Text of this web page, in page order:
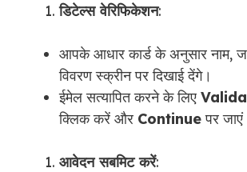
डिटेल्स वेरिफिकेशन:
आपके आधार कार्ड के अनुसार नाम,
विवरण स्क्रीन पर दिखाई देंगे।
ईमेल सत्यापित करने के लिए
क्लिक करें और Continueपर
आवेदन सबमिट करें: